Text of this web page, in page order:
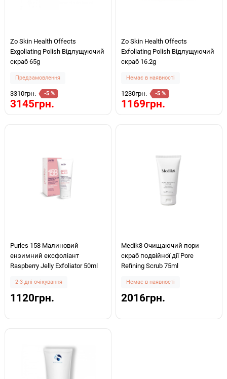
Zo Skin Health Offects
Exgoliating Polish Відлущуючий
скраб 65g
Предзамовлення
3310грн. -5 %
3145грн.
Zo Skin Health Offects
Exfoliating Polish Відлущуючий
скраб 16.2g
Немає в наявності
1230грн. -5 %
1169грн.
Purles 158 Малиновий
ензимний ексфоліант
Raspberry Jelly Exfoliator 50ml
2-3 дні очікування
1120грн.
Medik8 Очищаючий пори
скраб подвійної дії Pore
Refining Scrub 75ml
Немає в наявності
2016грн.